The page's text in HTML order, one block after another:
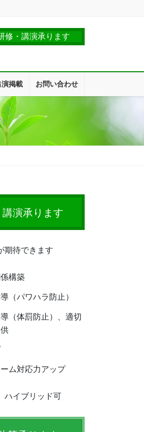
修・講演承ります
演掲載 お問い合わせ
演承ります
期待できます
構築
（パワハラ防止）
（体罰防止）、適切
ム対応力アップ
ハイブリッド可